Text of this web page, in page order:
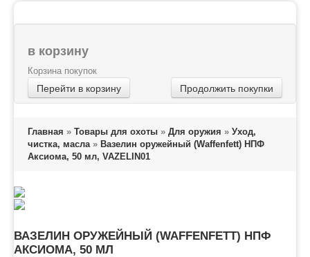
в корзину
Корзина покупок
Перейти в корзину Продолжить покупки
Главная » Товары для охоты » Для оружия » Уход,
чистка, масла» Вазелин оружейный (Waffenfett) НПФ
Аксиома, 50 мл, VAZELIN01
ВАЗЕЛИН ОРУЖЕЙНЫЙ (WAFFENFETT) НПФ
АКСИОМА, 50 МЛ